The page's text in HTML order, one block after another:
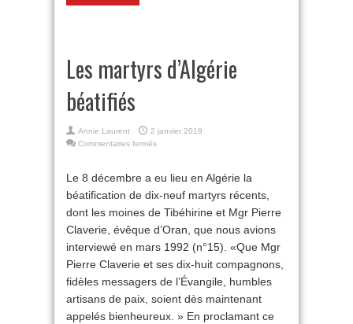
Les martyrs d’Algérie
béatifiés
Annie Laurent
2 janvier 2019
Commentaires ferméssur
d’Algérie
béatifiés
Le 8 décembre a eu lieu en Algérie la
béatification de dix-neuf martyrs récents,
dont les moines de Tibéhirine et Mgr Pierre
Claverie, évêque d’Oran, que nous avions
interviewé en mars 1992 (n°15). «Que Mgr
Pierre Claverie et ses dix-huit compagnons,
fidèles messagers de l’Évangile, humbles
artisans de paix, soient dès maintenant
appelés bienheureux. » En proclamant ce